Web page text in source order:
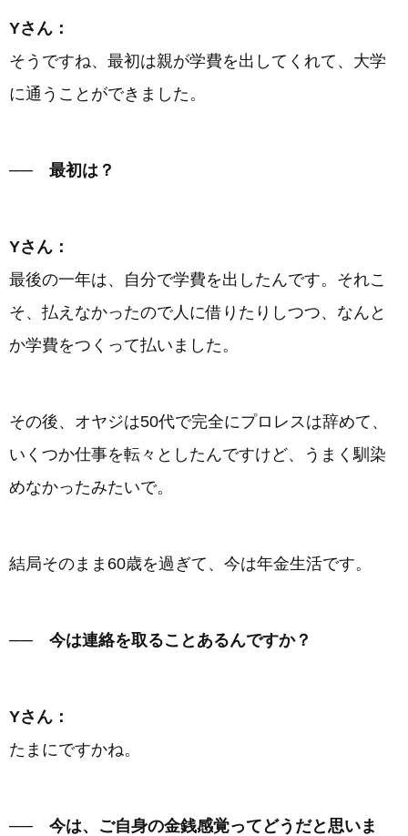
Yさん：
そうですね、最初は親が学費を出してくれて、大学
に通うことができました。
── 最初は？
Yさん：
最後の一年は、自分で学費を出したんです。それこ
そ、払えなかったので人に借りたりしつつ、なんと
か学費をつくって払いました。
その後、オヤジは50代で完全にプロレスは辞めて、
いくつか仕事を転々としたんですけど、うまく馴染
めなかったみたいで。
結局そのまま60歳を過ぎて、今は年金生活です。
── 今は連絡を取ることあるんですか？
Yさん：
たまにですかね。
── 今は、ご自身の金銭感覚ってどうだと思いま